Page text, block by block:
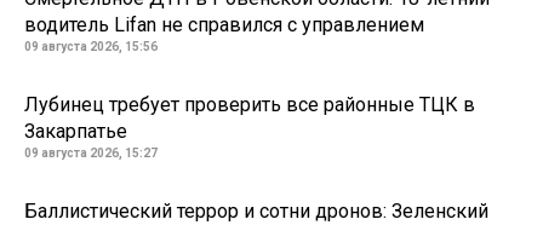
водитель Lifan не справился с управлением
09 августа 2026, 15:56
Лубинец требует проверить все районные ТЦК в
Закарпатье
09 августа 2026, 15:27
Баллистический террор и сотни дронов: Зеленский